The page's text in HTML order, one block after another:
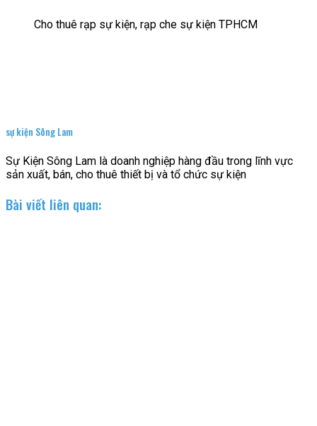
Cho thuê rạp sự kiện, rạp che sự kiện TPHCM
sự kiện Sông Lam
Sự Kiện Sông Lam là doanh nghiệp hàng đầu trong lĩnh vực
sản xuất, bán, cho thuê thiết bị và tổ chức sự kiện
Bài viết liên quan: